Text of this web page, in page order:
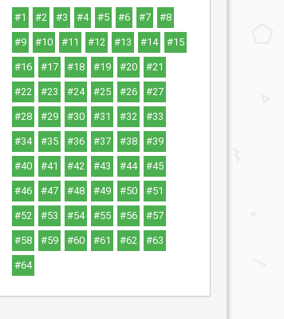
#1 #2 #3 #4 #5 #6 #7 #8
#9 #10 #11 #12 #13 #14 #15
#16 #17 #18 #19 #20 #21
#22 #23 #24 #25 #26 #27
#28 #29 #30 #31 #32 #33
#34 #35 #36 #37 #38 #39
#40 #41 #42 #43 #44 #45
#46 #47 #48 #49 #50 #51
#52 #53 #54 #55 #56 #57
#58 #59 #60 #61 #62 #63
#64